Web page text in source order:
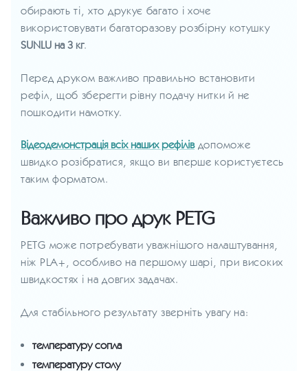
обирають ті, хто друкує багато і хоче
використовувати багаторазову розбірну котушку
SUNLU на 3 кг.
Перед друком важливо правильно встановити
рефіл, щоб зберегти рівну подачу нитки й не
пошкодити намотку.
Відеодемонстрація всіх наших рефілівдопоможе
швидко розібратися, якщо ви вперше користуєтесь
таким форматом.
Важливо про друк PETG
PETG може потребувати уважнішого налаштування,
ніж PLA+, особливо на першому шарі, при високих
швидкостях і на довгих задачах.
Для стабільного результату зверніть увагу на:
температуру сопла
температуру столу